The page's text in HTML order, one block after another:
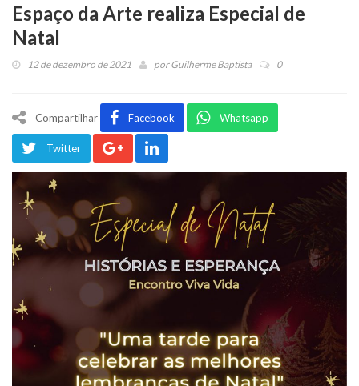
Espaço da Arte realiza Especial de
Natal
12 de dezembro de 2021 porGuilherme Baptista 0
Compartilhar Facebook Whatsapp
Twitter